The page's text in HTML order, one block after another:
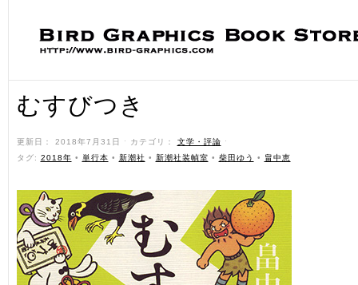
むすびつき
更新日： 2018年7月31日 ˑ カテゴリ： 文学・評論 ˑ
タグ: 2018年 • 単行本 • 新潮社 • 新潮社装幀室 • 柴田ゆう • 畠中恵